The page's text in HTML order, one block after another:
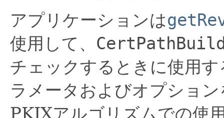
アプリケーションは
使用して、
チェックするときに使用
ラメータおよびオプショ
PKIXアルゴリズムでの使